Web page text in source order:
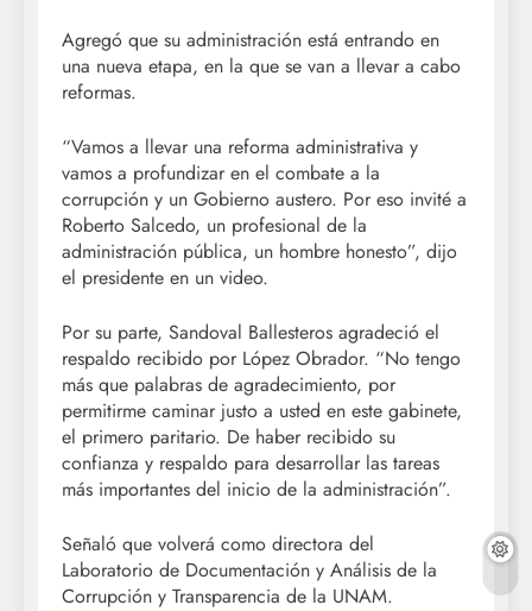
Agregó que su administración está entrando en
una nueva etapa, en la que se van a llevar a cabo
reformas.
“Vamos a llevar una reforma administrativa y
vamos a profundizar en el combate a la
corrupción y un Gobierno austero. Por eso invité a
Roberto Salcedo, un profesional de la
administración pública, un hombre honesto”, dijo
el presidente en un video.
Por su parte, Sandoval Ballesteros agradeció el
respaldo recibido por López Obrador. “No tengo
más que palabras de agradecimiento, por
permitirme caminar justo a usted en este gabinete,
el primero paritario. De haber recibido su
confianza y respaldo para desarrollar las tareas
más importantes del inicio de la administración”.
Señaló que volverá como directora del
Laboratorio de Documentación y Análisis de la
Corrupción y Transparencia de la UNAM.